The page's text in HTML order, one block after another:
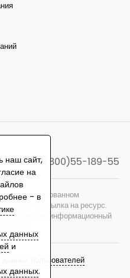
8(800)55-189-55
пользователей
данных
при согласованном
ссылка на ресурс.
информационный
наш сайт,
на
- в
данных
и
данных.